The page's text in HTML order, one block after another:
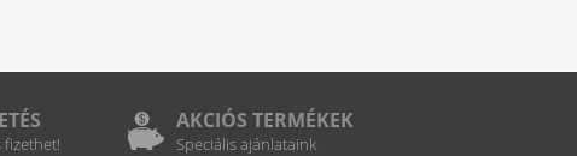
fizethet!
AKCIÓS TERMÉKEK
Speciális ajánlataink